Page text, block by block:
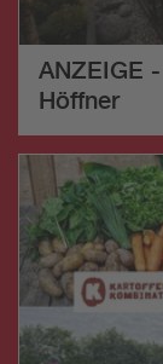
ANZEIGE
Höffner